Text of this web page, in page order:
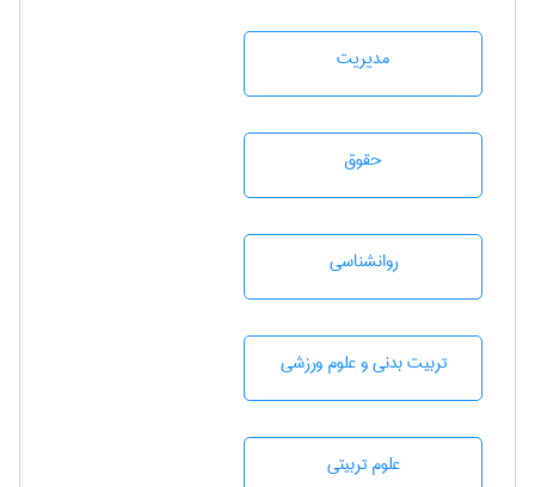
مديريت
حقوق
روانشناسی
تربيت بدنی و علوم ورزشی
علوم تربيتی